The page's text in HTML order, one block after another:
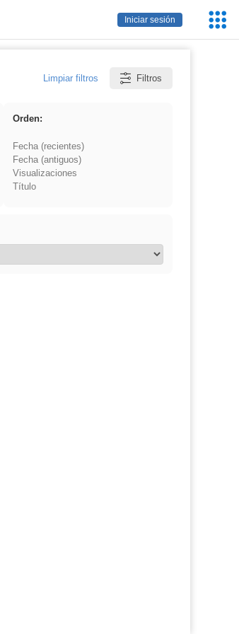
Iniciar sesión
Limpiar filtros Filtros
Orden:
Fecha (recientes)
Fecha (antiguos)
Visualizaciones
Título